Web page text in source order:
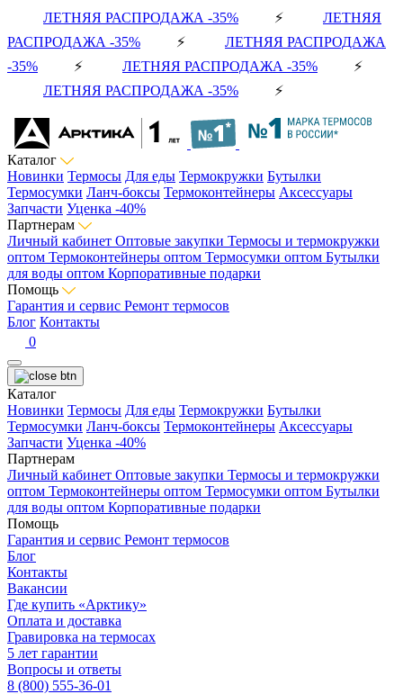
ЛЕТНЯЯ РАСПРОДАЖА -35% ⚡ ЛЕТНЯЯ
РАСПРОДАЖА -35% ⚡ ЛЕТНЯЯ РАСПРОДАЖА
-35% ⚡ ЛЕТНЯЯ РАСПРОДАЖА -35% ⚡
ЛЕТНЯЯ РАСПРОДАЖА -35% ⚡
Каталог
Новинки Термосы Для еды Термокружки Бутылки
Термосумки Ланч-боксы Термоконтейнеры Аксессуары
Запчасти Уценка -40%
Партнерам
Личный кабинет Оптовые закупки Термосы и термокружки
оптом Термоконтейнеры оптом Термосумки оптом Бутылки
для воды оптом Корпоративные подарки
Помощь
Гарантия и сервис Ремонт термосов
Блог Контакты
0
Каталог
Новинки Термосы Для еды Термокружки Бутылки
Термосумки Ланч-боксы Термоконтейнеры Аксессуары
Запчасти Уценка -40%
Партнерам
Личный кабинет Оптовые закупки Термосы и термокружки
оптом Термоконтейнеры оптом Термосумки оптом Бутылки
для воды оптом Корпоративные подарки
Помощь
Гарантия и сервис Ремонт термосов
Блог
Контакты
Вакансии
Где купить «Арктику»
Оплата и доставка
Гравировка на термосах
5 лет гарантии
Вопросы и ответы
8 (800) 555-36-01